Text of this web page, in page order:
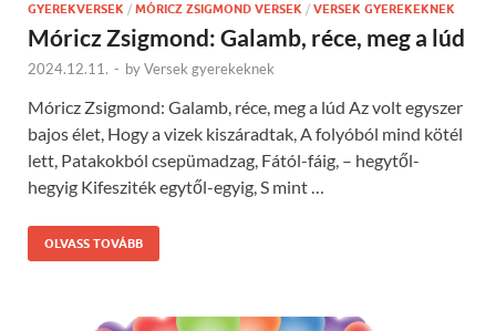
GYEREKVERSEK / MÓRICZ ZSIGMOND VERSEK / VERSEK GYEREKEKNEK
Móricz Zsigmond: Galamb, réce, meg a lúd
2024.12.11. - byVersek gyerekeknek
Móricz Zsigmond: Galamb, réce, meg a lúd Az volt egyszer
bajos élet, Hogy a vizek kiszáradtak, A folyóból mind kötél
lett, Patakokból csepümadzag, Fától-fáig, – hegytől-
hegyig Kifesziték egytől-egyig, S mint …
OLVASS TOVÁBB